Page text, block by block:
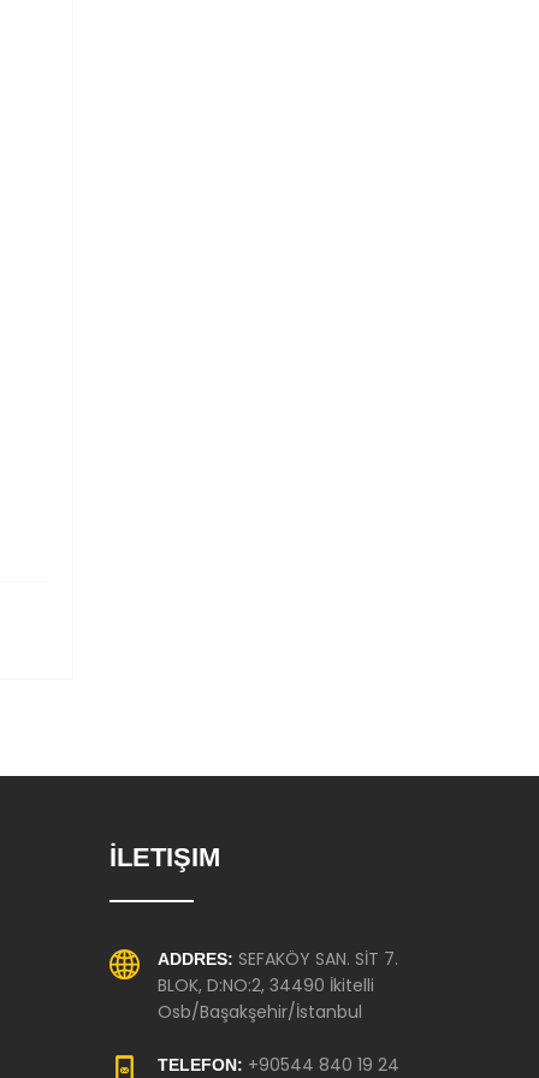
İLETIŞIM
ADDRES: SEFAKÖY SAN. SİT 7.
BLOK, D:NO:2, 34490 İkitelli
Osb/Başakşehir/İstanbul
TELEFON: +90544 840 19 24